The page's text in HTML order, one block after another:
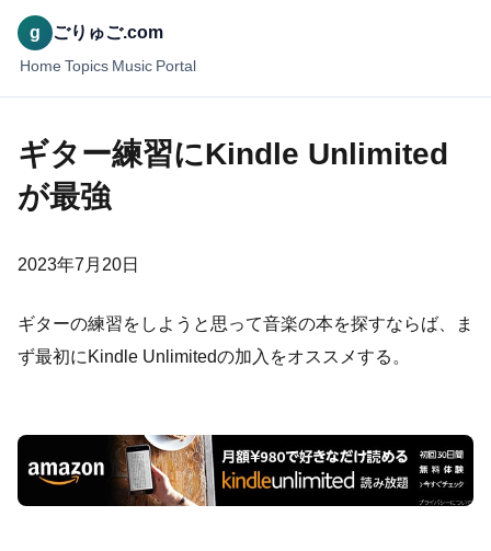
g ごりゅご.com
Home Topics Music Portal
ギター練習にKindle Unlimited
が最強
2023年7月20日
ギターの練習をしようと思って音楽の本を探すならば、ま
ず最初にKindle Unlimitedの加入をオススメする。